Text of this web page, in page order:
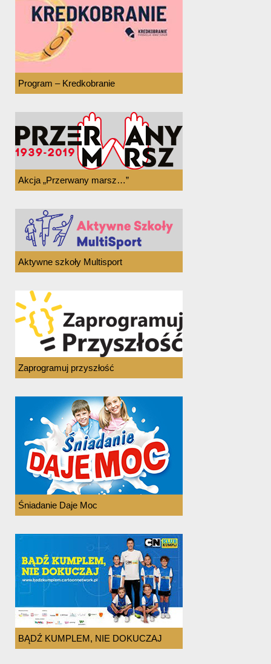
Program – Kredkobranie
Akcja „Przerwany marsz…”
Aktywne szkoły Multisport
Zaprogramuj przyszłość
Śniadanie Daje Moc
BĄDŹ KUMPLEM, NIE DOKUCZAJ